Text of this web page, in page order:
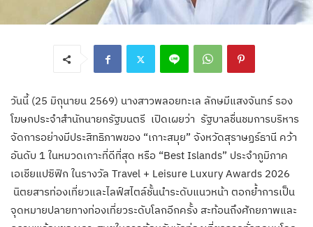
วันนี้ (25 มิถุนายน 2569) นางสาวพลอยทะเล ลักษมีแสงจันทร์ รอง
โฆษกประจำสำนักนายกรัฐมนตรี เปิดเผยว่า รัฐบาลชื่นชมการบริหาร
จัดการอย่างมีประสิทธิภาพของ “เกาะสมุย” จังหวัดสุราษฏร์ธานี คว้า
อันดับ 1 ในหมวดเกาะที่ดีที่สุด หรือ “Best Islands” ประจำภูมิภาค
เอเชียแปซิฟิก ในรางวัล Travel + Leisure Luxury Awards 2026
นิตยสารท่องเที่ยวและไลฟ์สไตล์ชั้นนำระดับแนวหน้า ตอกย้ำการเป็น
จุดหมายปลายทางท่องเที่ยวระดับโลกอีกครั้ง สะท้อนถึงศักยภาพและ